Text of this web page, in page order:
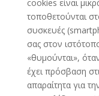
cookies είναι
τοποθετούνται
συσκευές
σας στον
«θυμούνται»,
έχει πρόσβαση
απαραίτητα για